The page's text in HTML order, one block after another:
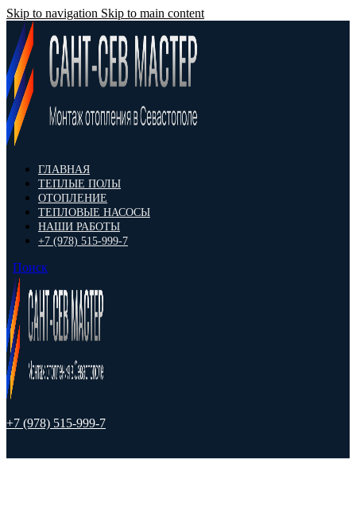
Skip to navigation Skip to main content
ГЛАВНАЯ
ТЕПЛЫЕ ПОЛЫ
ОТОПЛЕНИЕ
ТЕПЛОВЫЕ НАСОСЫ
НАШИ РАБОТЫ
+7 (978) 515-999-7
Поиск
+7 (978) 515-999-7